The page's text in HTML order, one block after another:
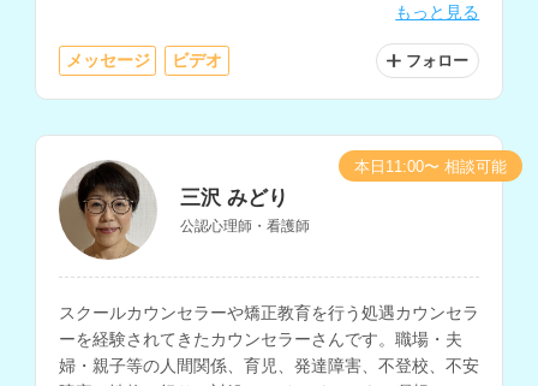
もっと見る
メッセージ ビデオ フォロー
三沢 みどり
公認心理師・看護師
スクールカウンセラーや矯正教育を行う処遇カウンセラ
ーを経験されてきたカウンセラーさんです。職場・夫
婦・親子等の人間関係、育児、発達障害、不登校、不安
本日11:00〜 相談可能